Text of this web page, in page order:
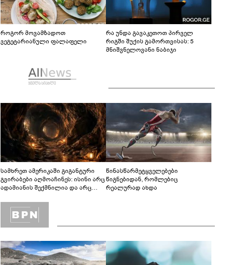
როგორ მოვამზადოთ
ვეგეტარიანული ფალაფელი
რა უნდა გავაკეთოთ პირველ
რიგში შუქის გამორთვისას: 5
მნიშვნელოვანი ნაბიჯი
სამხრეთ ამერიკაში გიგანტური
გვირაბები აღმოაჩინეს: ისინი არც
ადამიანის შექმნილია და არც
ლაბირინთები?
წინასწარმეტყველებები
წიგნებიდან, რომლებიც
რეალურად ახდა